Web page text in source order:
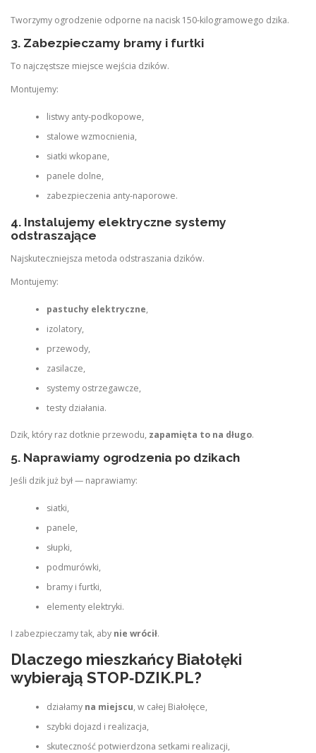
Tworzymy ogrodzenie odporne na nacisk 150‑kilogramowego dzika.
3. Zabezpieczamy bramy i furtki
To najczęstsze miejsce wejścia dzików.
Montujemy:
listwy anty‑podkopowe,
stalowe wzmocnienia,
siatki wkopane,
panele dolne,
zabezpieczenia anty‑naporowe.
4. Instalujemy elektryczne systemy
odstraszające
Najskuteczniejsza metoda odstraszania dzików.
Montujemy:
pastuchy elektryczne,
izolatory,
przewody,
zasilacze,
systemy ostrzegawcze,
testy działania.
Dzik, który raz dotknie przewodu, zapamięta to na długo.
5. Naprawiamy ogrodzenia po dzikach
Jeśli dzik już był — naprawiamy:
siatki,
panele,
słupki,
podmurówki,
bramy i furtki,
elementy elektryki.
I zabezpieczamy tak, aby nie wrócił.
Dlaczego mieszkańcy Białołęki
wybierają STOP‑DZIK.PL?
działamy na miejscu, w całej Białołęce,
szybki dojazd i realizacja,
skuteczność potwierdzona setkami realizacji,